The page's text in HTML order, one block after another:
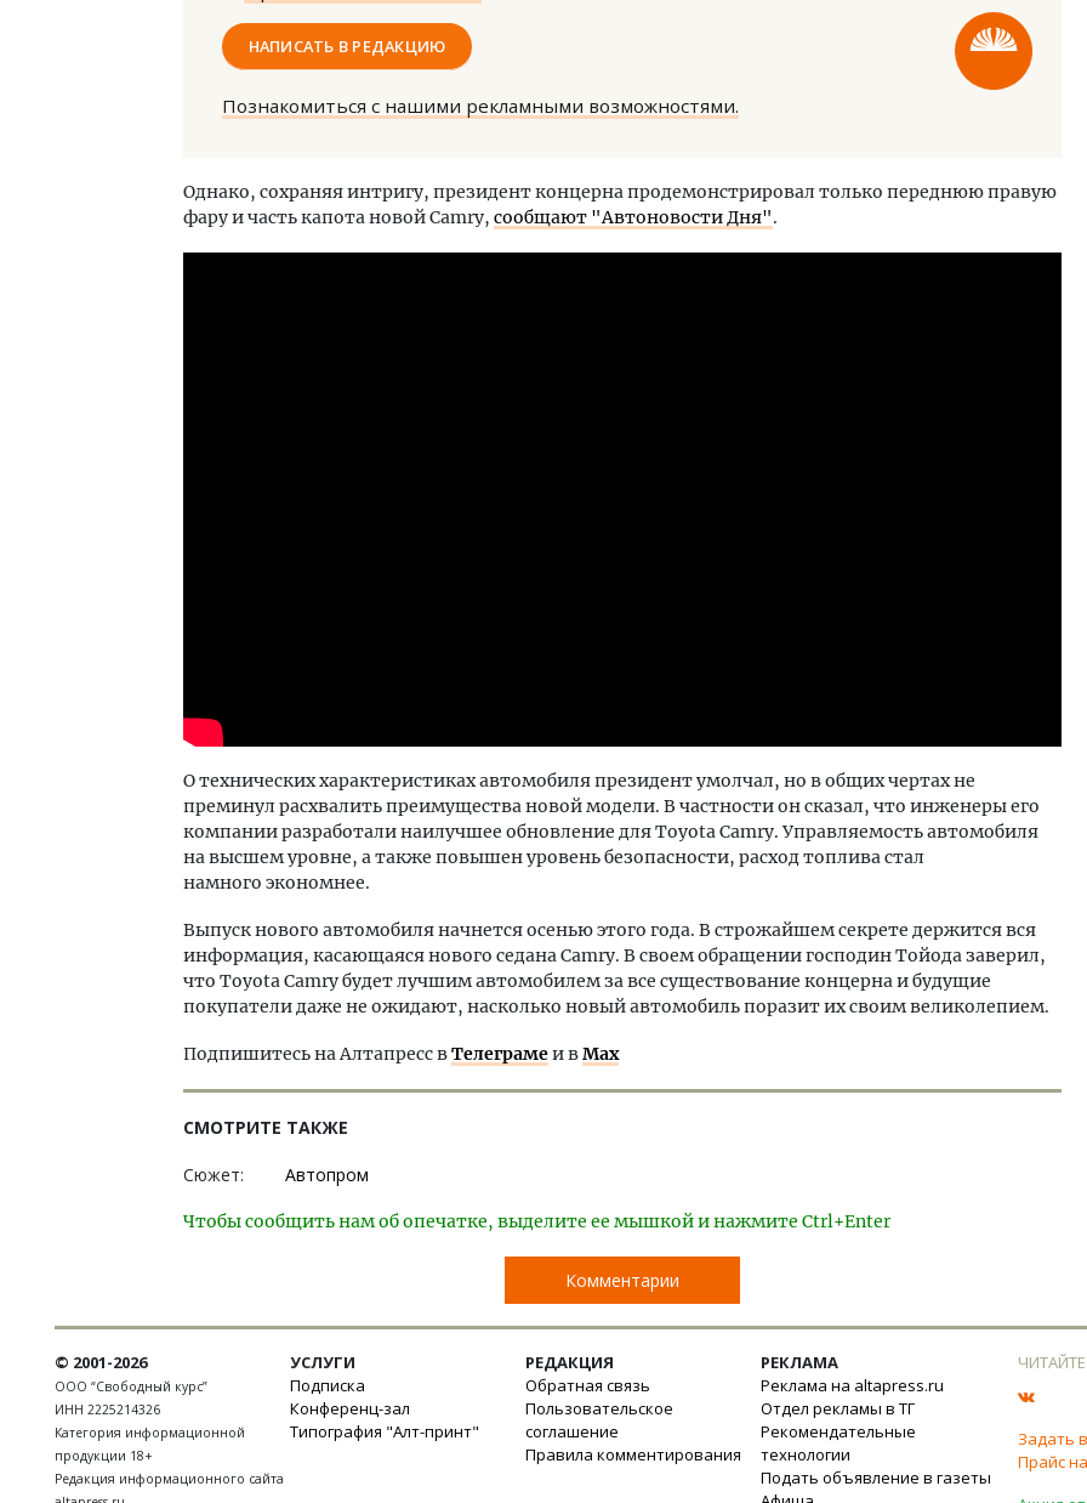
НАПИСАТЬ В РЕДАКЦИЮ
Познакомиться с нашими рекламными возможностями.
Однако, сохраняя интригу, президент концерна продемонстрировал только переднюю правую
фару и часть капота новой Camry, сообщают "Автоновости Дня".
О технических характеристиках автомобиля президент умолчал, но в общих чертах не
преминул расхвалить преимущества новой модели. В частности он сказал, что инженеры его
компании разработали наилучшее обновление для Toyota Camry. Управляемость автомобиля
на высшем уровне, а также повышен уровень безопасности, расход топлива стал
намного экономнее.
Выпуск нового автомобиля начнется осенью этого года. В строжайшем секрете держится вся
информация, касающаяся нового седана Camry. В своем обращении господин Тойода заверил,
что Toyota Camry будет лучшим автомобилем за все существование концерна и будущие
покупатели даже не ожидают, насколько новый автомобиль поразит их своим великолепием.
Подпишитесь на Алтапресс вТелеграмеи вMax
СМОТРИТЕ ТАКЖЕ
Сюжет: Автопром
Чтобы сообщить нам об опечатке, выделите ее мышкой и нажмите Ctrl+Enter
Комментарии
земли. Мощение крупноформатными
плитами становится новым
СТРОИТЕЛЬСТВО
Смелость архитектурных
СТРОИТЕЛЬСТВО
© 2001-2026
ООО “Свободный курс”
ИНН 2225214326
Категория информационной
продукции 18+
Редакция информационного сайта
УСЛУГИ
Подписка
Конференц-зал
Типография "Алт-принт"
РЕДАКЦИЯ
Обратная связь
Пользовательское
соглашение
Правила комментирования
РЕКЛАМА
Реклама на altapress.ru
Отдел рекламы в ТГ
Рекомендательные
технологии
Подать объявление в газеты
Задать
Прайс